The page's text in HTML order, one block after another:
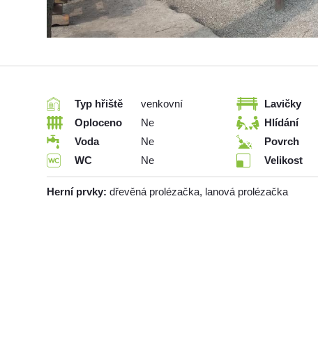
Typ hřiště
venkovní
Oploceno
Ne
Voda
Ne
WC
Ne
Lavičky
Hlídání
Povrch
Velikost
Herní prvky: dřevěná prolézačka, lanová prolézačka